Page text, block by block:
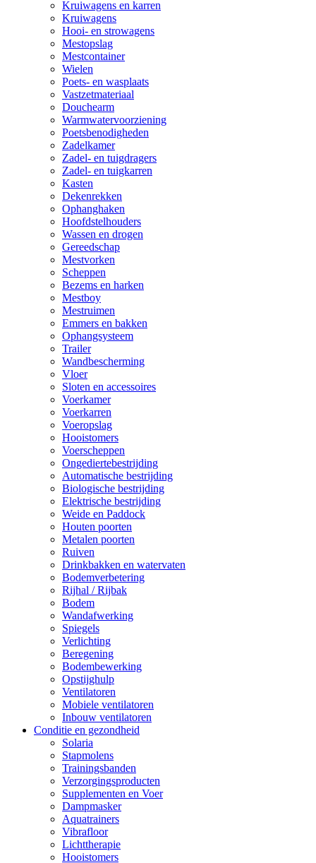
Kruiwagens en karren
Kruiwagens
Hooi- en strowagens
Mestopslag
Mestcontainer
Wielen
Poets- en wasplaats
Vastzetmateriaal
Douchearm
Warmwatervoorziening
Poetsbenodigheden
Zadelkamer
Zadel- en tuigdragers
Zadel- en tuigkarren
Kasten
Dekenrekken
Ophanghaken
Hoofdstelhouders
Wassen en drogen
Gereedschap
Mestvorken
Scheppen
Bezems en harken
Mestboy
Mestruimen
Emmers en bakken
Ophangsysteem
Trailer
Wandbescherming
Vloer
Sloten en accessoires
Voerkamer
Voerkarren
Voeropslag
Hooistomers
Voerscheppen
Ongediertebestrijding
Automatische bestrijding
Biologische bestrijding
Elektrische bestrijding
Weide en Paddock
Houten poorten
Metalen poorten
Ruiven
Drinkbakken en watervaten
Bodemverbetering
Rijhal / Rijbak
Bodem
Wandafwerking
Spiegels
Verlichting
Beregening
Bodembewerking
Opstijghulp
Ventilatoren
Mobiele ventilatoren
Inbouw ventilatoren
Conditie en gezondheid
Solaria
Stapmolens
Trainingsbanden
Verzorgingsproducten
Supplementen en Voer
Dampmasker
Aquatrainers
Vibrafloor
Lichttherapie
Hooistomers